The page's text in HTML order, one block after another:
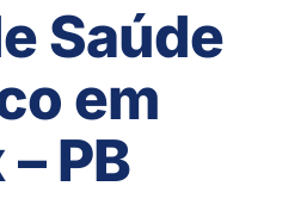
Saúde
em
PB